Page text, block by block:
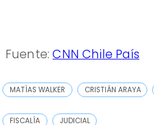
Fuente:CNN Chile País
MATÍAS WALKER CRISTIÁN ARAYA
FISCALÍA JUDICIAL